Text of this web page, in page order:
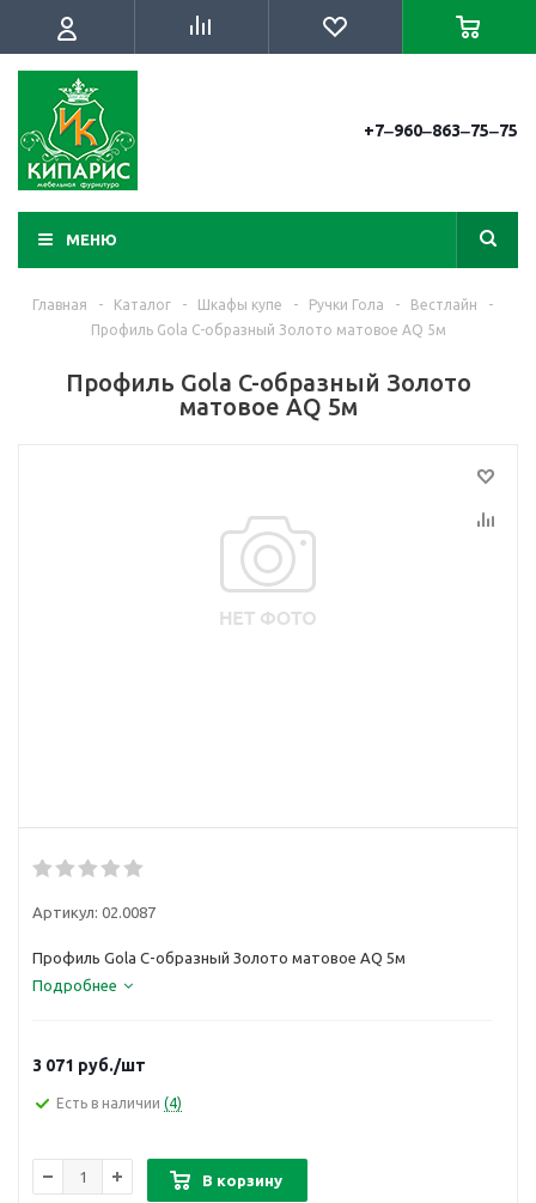
+7‒960‒863‒75‒75
МЕНЮ
Главная - Каталог - Шкафы купе - Ручки Гола - Вестлайн
-
Профиль Gola C-образный Золото матовое AQ 5м
Профиль Gola C-образный Золото
матовое AQ 5м
Артикул: 02.0087
Профиль Gola C-образный Золото матовое AQ 5м
Подробнее
3 071 руб./шт
Есть в наличии (4)
В корзину